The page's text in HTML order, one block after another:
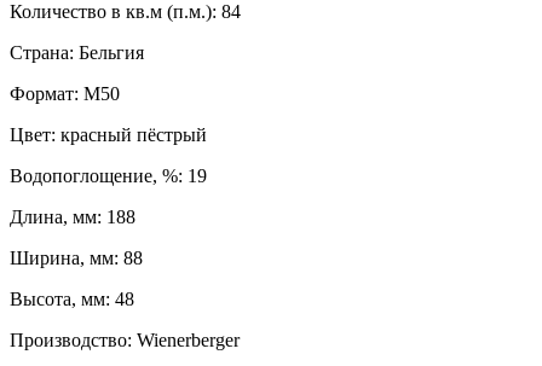
Количество в кв.м (п.м.): 84
Страна: Бельгия
Формат: M50
Цвет: красный пёстрый
Водопоглощение, %: 19
Длина, мм: 188
Ширина, мм: 88
Высота, мм: 48
Производство: Wienerberger